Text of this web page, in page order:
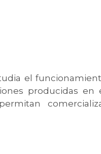
el
producidas en